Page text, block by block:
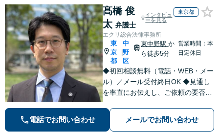
髙橋 俊
太 弁護士
インタビュ
ーを見る
東京都
エクリ総合法律事務所
東
京
都
中
野
区
東中野駅か
ら徒歩5分
営業時間：本
日定休日
◆初回相談無料（電話・WEB・メー
ル）／メール受付終日OK ◆見通し
を率直にお伝えし、ご依頼の要否も
解決まで弁護士本人が一貫してスピ
ーディーに対応いたします。 ◆累計
電話でお問い合わせ メールでお問い合わせ